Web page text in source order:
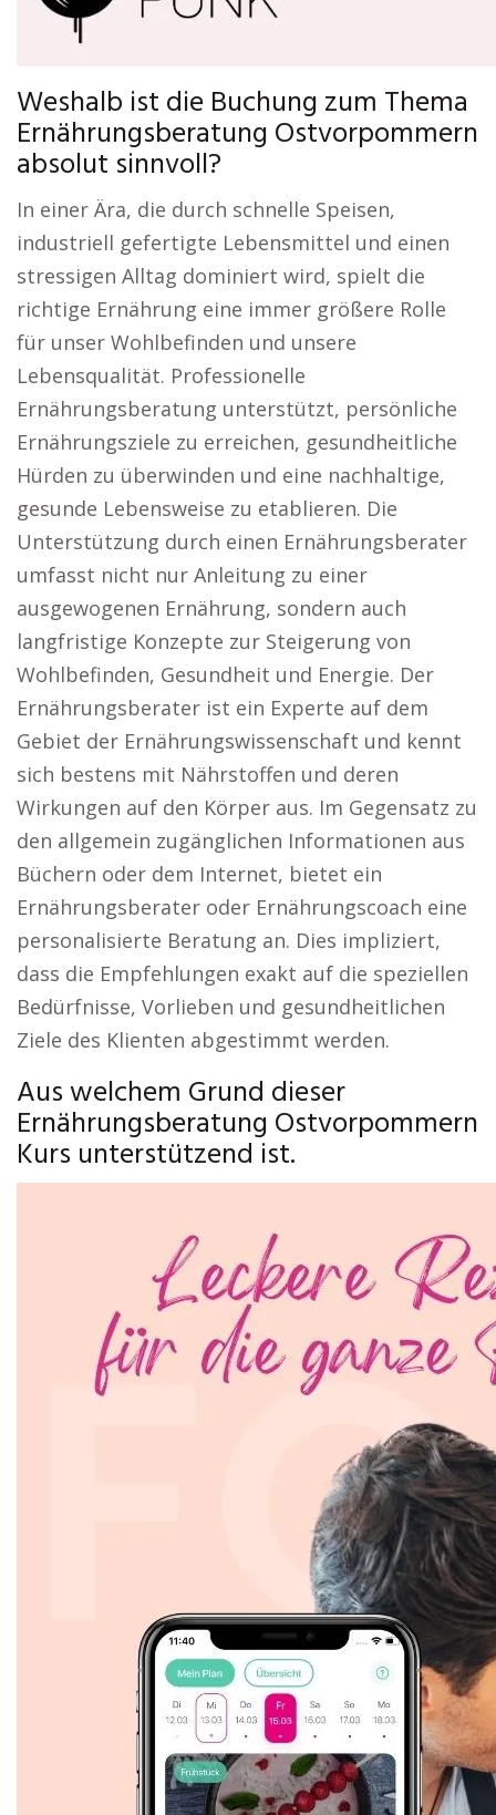
Weshalb ist die Buchung zum Thema
Ernährungsberatung Ostvorpommern
absolut sinnvoll?
In einer Ära, die durch schnelle Speisen,
industriell gefertigte Lebensmittel und einen
stressigen Alltag dominiert wird, spielt die
richtige Ernährung eine immer größere Rolle
für unser Wohlbefinden und unsere
Lebensqualität. Professionelle
Ernährungsberatung unterstützt, persönliche
Ernährungsziele zu erreichen, gesundheitliche
Hürden zu überwinden und eine nachhaltige,
gesunde Lebensweise zu etablieren. Die
Unterstützung durch einen Ernährungsberater
umfasst nicht nur Anleitung zu einer
ausgewogenen Ernährung, sondern auch
langfristige Konzepte zur Steigerung von
Wohlbefinden, Gesundheit und Energie. Der
Ernährungsberater ist ein Experte auf dem
Gebiet der Ernährungswissenschaft und kennt
sich bestens mit Nährstoffen und deren
Wirkungen auf den Körper aus. Im Gegensatz zu
den allgemein zugänglichen Informationen aus
Büchern oder dem Internet, bietet ein
Ernährungsberater oder Ernährungscoach eine
personalisierte Beratung an. Dies impliziert,
dass die Empfehlungen exakt auf die speziellen
Bedürfnisse, Vorlieben und gesundheitlichen
Ziele des Klienten abgestimmt werden.
Aus welchem Grund dieser
Ernährungsberatung Ostvorpommern
Kurs unterstützend ist.